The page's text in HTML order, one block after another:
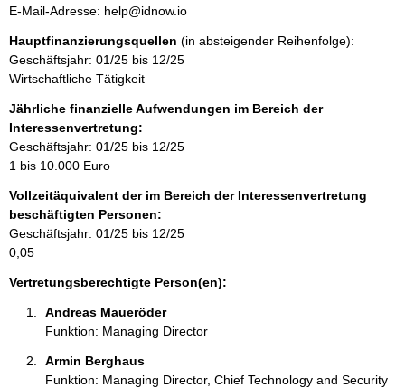
o
r
m
a
i
o
n
e
n
:
e
s
e
o
t
a
k
t
i
n
f
r
m
a
t
i
E-Mail-Adresse: help@idnow.io
Hauptfinanzierungsquellen (in absteigender Reihenfolge):
Geschäftsjahr: 01/25 bis 12/25
Wirtschaftliche Tätigkeit
Jährliche finanzielle Aufwendungen im Bereich der
Interessenvertretung:
Geschäftsjahr: 01/25 bis 12/25
1 bis 10.000 Euro
Vollzeitäquivalent der im Bereich der Interessenvertretung
beschäftigten Personen:
Geschäftsjahr: 01/25 bis 12/25
0,05
Vertretungsberechtigte Person(en):
Andreas Maueröder
Funktion: Managing Director
Armin Berghaus
Funktion: Managing Director, Chief Technology and Security